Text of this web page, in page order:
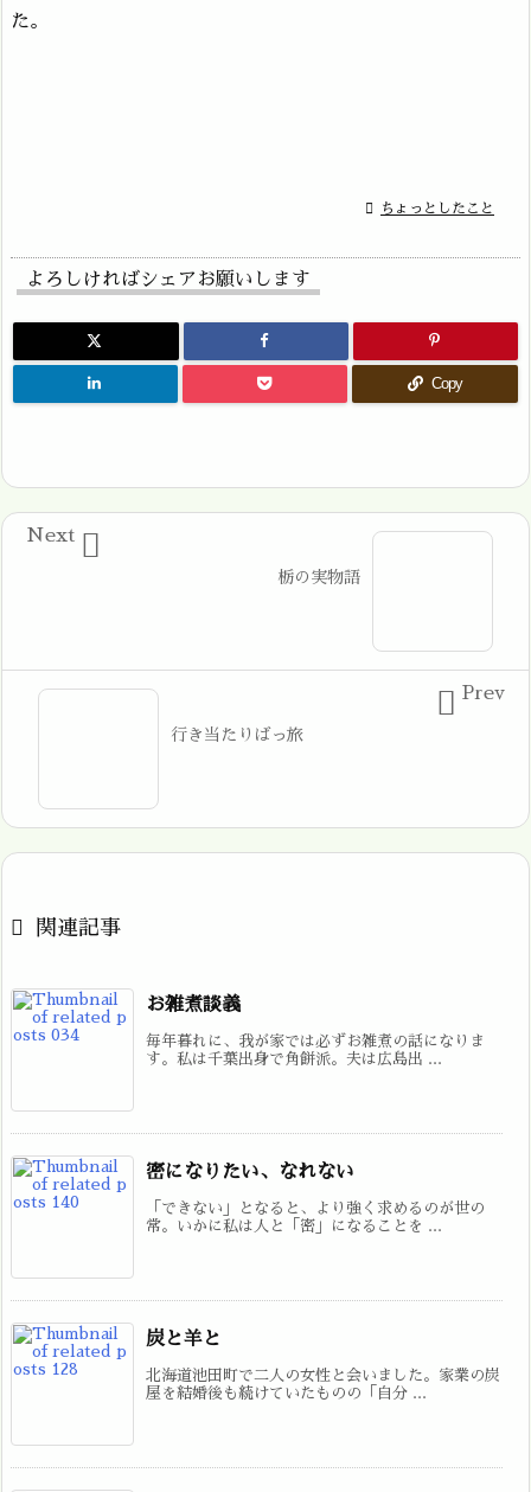
た。
 ちょっとしたこと
よろしければシェアお願いします
Copy
栃の実物語
Next
行き当たりばっ旅
Prev
 関連記事
お雑煮談義
毎年暮れに、我が家では必ずお雑煮の話になりま
す。私は千葉出身で角餅派。夫は広島出 ...
密になりたい、なれない
「できない」となると、より強く求めるのが世の
常。いかに私は人と「密」になることを ...
炭と羊と
北海道池田町で二人の女性と会いました。家業の炭
屋を結婚後も続けていたものの「自分 ...